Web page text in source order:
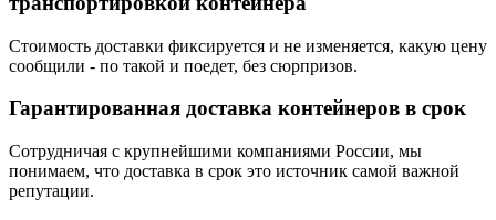
Стоимость доставки фиксируется и не изменяется, какую цену
сообщили - по такой и поедет, без сюрпризов.
Гарантированная доставка контейнеров в срок
Сотрудничая с крупнейшими компаниями России, мы
понимаем, что доставка в срок это источник самой важной
репутации.